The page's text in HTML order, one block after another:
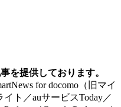
を提供しております。
for docomo（旧マイ
ト／auサービスToday／